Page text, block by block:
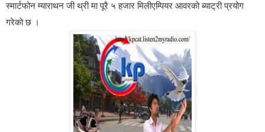
स्मार्टफोन म्याराथन जी थ्री मा पूरै ५ हजार मिलीएम्पियर आवरको ब्याट्री प्रयोग
गरेको छ ।